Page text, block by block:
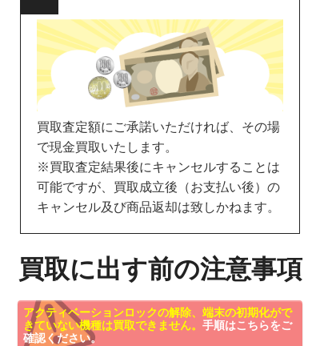
買取査定額にご承諾いただければ、その場
で現金買取いたします。
※買取査定結果後にキャンセルすることは
可能ですが、買取成立後（お支払い後）の
キャンセル及び商品返却は致しかねます。
買取に出す前の注意事項
アクティベーションロックの解除、端末の初期化がで
きていない機種は買取できません。 手順はこちらをご
確認ください。